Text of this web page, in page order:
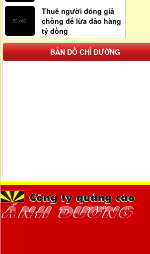
Thuê người đóng giả
chồng để lừa đảo hàng
tỷ đồng
BẢN ĐỒ CHỈ ĐƯỜNG